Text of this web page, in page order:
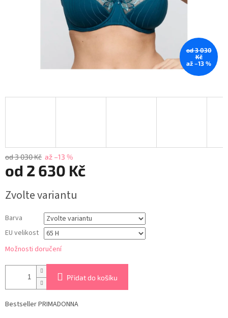
od 3 030
Kč
až –13 %
od 3 030 Kč až –13 %
od 2 630 Kč
cena:
Zvolte variantu
Barva
EU velikost
Možnosti doručení
Přidat do košíku
Bestseller PRIMADONNA